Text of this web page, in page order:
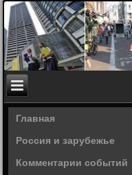
Главная
Россия и зарубежье
Комментарии событий